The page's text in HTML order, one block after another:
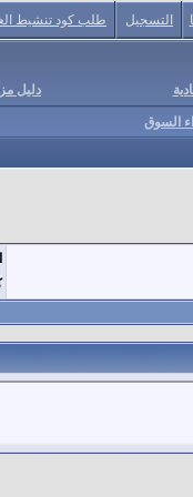
التسجيل طلب كود تنشيط
دليل
السوق